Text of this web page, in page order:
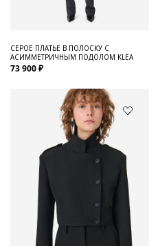
СЕРОЕ ПЛАТЬЕ В ПОЛОСКУ С
АСИММЕТРИЧНЫМ ПОДОЛОМ KLEA
73 900 ₽